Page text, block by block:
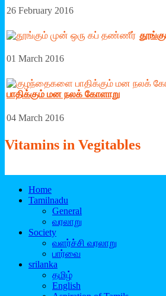
26 February 2016
01 March 2016
பாதிக்கும் மன நலக் கோளாறு
04 March 2016
Vitamins in Vegitables
Home
Tamilnadu
General
வரலாறு
Society
வளர்ச்சி வரலாறு
பார்வை
srilanka
தமிழ்
English